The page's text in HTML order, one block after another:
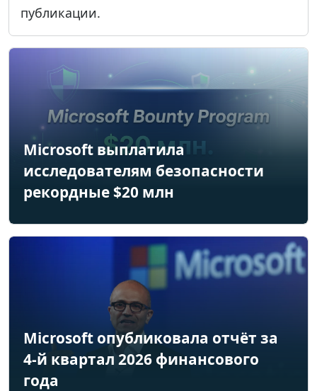
публикации.
Microsoft выплатила
исследователям безопасности
рекордные $20 млн
Microsoft опубликовала отчёт за
4-й квартал 2026 финансового
года